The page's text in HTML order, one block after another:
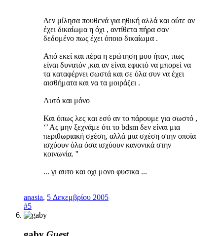
Δεν μίλησα πουθενά για ηθική αλλά και ούτε αν
έχει δικαίωμα η όχι , αντίθετα πήρα σαν
δεδομένο πως έχει όποιο δικαίωμα .
Από εκεί και πέρα η ερώτηση μου ήταν, πως
είναι δυνατόν ,και αν είναι εφικτό να μπορεί να
τα καταφέρνει σωστά και σε όλα συν να έχει
αισθήματα και να τα μοιράζει .
Αυτό και μόνο
Και όπως λες και εσύ αν το πάρουμε για σωστό ,
‘’ Ας μην ξεχνάμε ότι το bdsm δεν είναι μια
περιθωριακή σχέση, αλλά μια σχέση στην οποία
ισχύουν όλα όσα ισχύουν κανονικά στην
κοινωνία. ''
... γι αυτο και οχι μονο φυσικα ...
anasia, 5 Δεκεμβρίου 2005
#5